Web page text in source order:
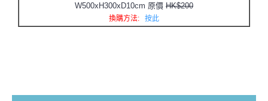
W500xH300xD10cm 原價 HK$200
換購方法: 按此